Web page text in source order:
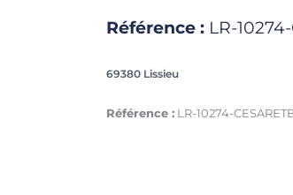
Référence : LR-
69380 Lissieu
Référence : LR-10274-